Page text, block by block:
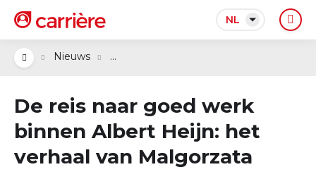
NL
Nieuws ...
De reis naar goed werk
binnen Albert Heijn: het
verhaal van Malgorzata